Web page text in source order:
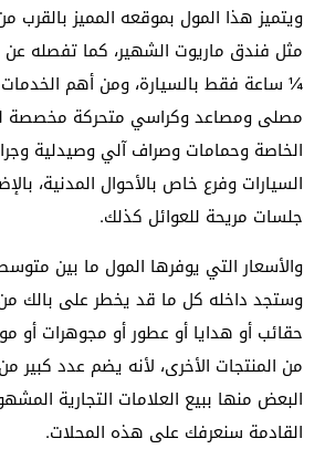
ويتميز هذا المول بموقعه المميز بالقرب
مثل فندق ماريوت الشهير، كما تفصله
¼ ساعة فقط بالسيارة، ومن أهم
مصلى ومصاعد وكراسي متحركة مخصصة
الخاصة وحمامات وصراف آلي وصيدلية
السيارات وفرع خاص بالأحوال المدنية،
جلسات مريحة للعوائل كذلك.
والأسعار التي يوفرها المول ما بين
وستجد داخله كل ما قد يخطر على بالك
حقائب أو هدايا أو عطور أو مجوهرات أو
من المنتجات الأخرى، لأنه يضم عدد كبير
البعض منها ببيع العلامات التجارية
القادمة سنعرفك على هذه المحلات.